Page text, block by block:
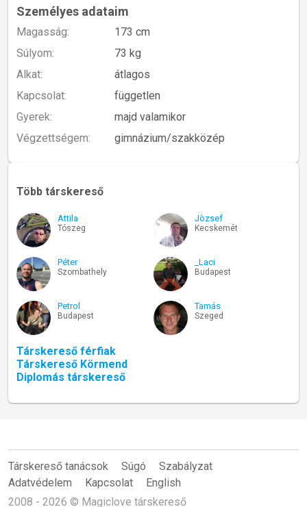
Személyes adataim
Magasság:
173 cm
Súlyom:
73 kg
Alkat:
átlagos
Kapcsolat:
független
Gyerek:
majd valamikor
Végzettségem:
gimnázium/szakközép
Több társkereső
Attila
Tószeg
Jòzsef
Kecskemét
Péter
Szombathely
_Laci
Budapest
Petrol
Budapest
Tamás
Szeged
Társkereső férfiak
Társkereső Körmend
Diplomás társkereső
Társkereső tanácsok Súgó
Szabályzat
Adatvédelem
Kapcsolat
English
2008 - 2026 © Magiclove társkereső